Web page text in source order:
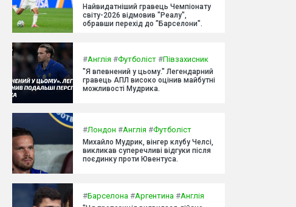
Найвидатніший гравець Чемпіонату
світу-2026 відмовив "Реалу",
обравши перехід до "Барселони".
#Англія #Футболіст #Півзахисник
"Я впевнений у цьому." Легендарний
гравець АПЛ високо оцінив майбутні
можливості Мудрика.
#Лондон #Англія #Футболіст
Михайло Мудрик, вінгер клубу Челсі,
викликав суперечливі відгуки після
поєдинку проти Ювентуса.
#Барселона #Аргентина #Англія